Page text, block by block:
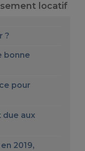
locatif
?
bonne
pour
due aux
2019,